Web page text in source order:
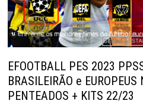
EFOOTBALL PES 2023
BRASILEIRÃO e EUROPEUS
PENTEADOS + KITS 22/23